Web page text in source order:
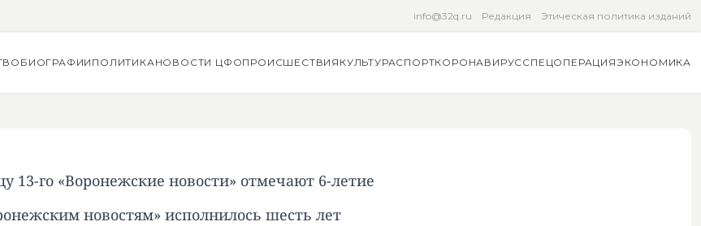
info@32q.ru Редакция Этическая политика изданий
БИОГРАФИИ ПОЛИТИКАНОВОСТИ ЦФОПРОИСШЕСТВИЯ КУЛЬТУРАСПОРТКОРОНАВИРУССПЕЦОПЕРАЦИЯЭКОНОМИКА
13-го «Воронежские новости» отмечают 6-летие
новостям» исполнилось шесть лет